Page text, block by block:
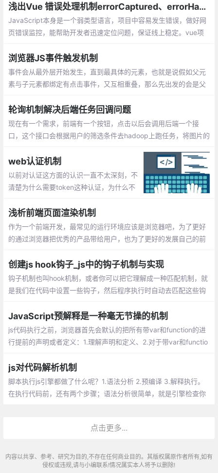
载荷与签名。
浅出Vue 错误处理机制errorCaptured、errorHandler
JavaScript本身是一个弱类型语言，项目中容易发生错误，做好网
页错误监控，能帮助开发者迅速定位问题，保证线上稳定。vue项
决定探一探
浏览器JS事件触发机制
事件会从最外层开始发生，直到最具体的元素，也就是说假如父元
素与子元素都绑定有点击事件，又互相重叠，那么先出发的会是父
生，再向外传播，正好与事件捕获相反。
轮询机制解决后端任务回调问题
现在有一个需求，前端有一个按钮，点击以后会调用后端一个接
口，这个接口会根据用户的筛选条件去hadoop上跑任务，将图片的
弹出下载框。hadoop上的这个任务耗时比较久
web认证机制
以前对认证这方面的认识一直不太深刻，不
清楚为什么需要token这种认证，为什么不
读了几篇大牛的博客才对认证机制方面有了
进一步了解。
浅析前端页面渲染机制
作为一个前端开发，最常见的运行环境应该是浏览器吧，为了更好
的通过浏览器把优秀的产品带给用户，也为了更好的发展自己的前
面这期间浏览器是如何进行工作的
创建js hook钩子_js中的钩子机制与实现
钩子机制也叫hook机制，或者你可以把它理解成一种匹配机制，就
是我们在代码中设置一些钩子，然后程序执行时自动去匹配这些钩
用同事优化代码结构
JavaScript预解释是一种毫无节操的机制
js代码执行之前，浏览器首先会默认的把所有带var和function的进
行提前的声明或者定义：1.理解声明和定义、2.对于带var和functio
作用域下
js对代码解析机制
脚本执行js引擎都做了什么呢？1.语法分析 2.预编译 3.解释执行。
在执行代码前，还有两个步骤；语法分析很简单，就是引擎检查你
点击更多...
内容以共享、参考、研究为目的,不存在任何商业目的。其版权属原作者所有,如有
侵权或违规,请与小编联系!情况属实本人将予以删除!